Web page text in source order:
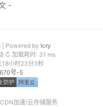
-
Powered by lcry
↻ 加载耗时: 31 ms
小时23分3秒
号-5
加速/云存储服务